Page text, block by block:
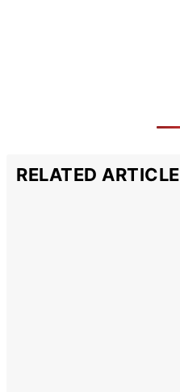
RELATED ARTICLE